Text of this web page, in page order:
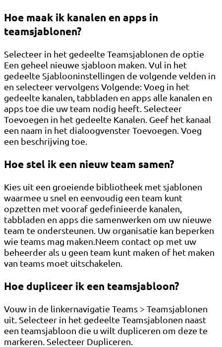
Hoe maak ik kanalen en apps in
teamsjablonen?
Selecteer in het gedeelte Teamsjablonen de optie
Een geheel nieuwe sjabloon maken. Vul in het
gedeelte Sjablooninstellingen de volgende velden in
en selecteer vervolgens Volgende: Voeg in het
gedeelte kanalen, tabbladen en apps alle kanalen en
apps toe die uw team nodig heeft. Selecteer
Toevoegen in het gedeelte Kanalen. Geef het kanaal
een naam in het dialoogvenster Toevoegen. Voeg
een beschrijving toe.
Hoe stel ik een nieuw team samen?
Kies uit een groeiende bibliotheek met sjablonen
waarmee u snel en eenvoudig een team kunt
opzetten met vooraf gedefinieerde kanalen,
tabbladen en apps die samenwerken om uw nieuwe
team te ondersteunen. Uw organisatie kan beperken
wie teams mag maken.Neem contact op met uw
beheerder als u geen team kunt maken of het maken
van teams moet uitschakelen.
Hoe dupliceer ik een teamsjabloon?
Vouw in de linkernavigatie Teams > Teamsjablonen
uit. Selecteer in het gedeelte Teamsjablonen naast
een teamsjabloon die u wilt dupliceren om deze te
markeren. Selecteer Dupliceren.